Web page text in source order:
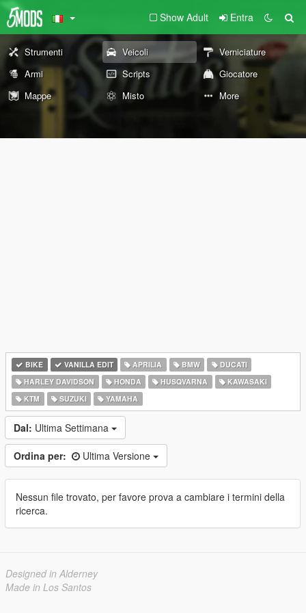
Show Adult Entra
Strumenti Veicoli
Verniciature
Armi
Scripts
Giocatore
Mappe
Misto More
BIKE VANILLA EDIT APRILIA BMW
DUCATI
HARLEY DAVIDSON
HONDA HUSQVARNA
KAWASAKI
KTM
SUZUKI YAMAHA
Dal: Ultima Settimana
Ordina per: Ultima Versione
Nessun file trovato, per favore prova a cambiare i termini della
ricerca.
Designed in Alderney
Made in Los Santos